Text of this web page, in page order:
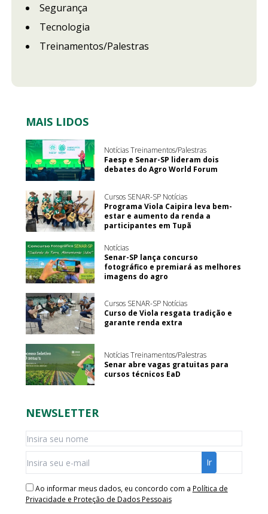
Segurança
Tecnologia
Treinamentos/Palestras
MAIS LIDOS
Notícias Treinamentos/Palestras
Faesp e Senar-SP lideram dois
debates do Agro World Forum
Cursos SENAR-SP Notícias
Programa Viola Caipira leva bem-
estar e aumento da renda a
participantes em Tupã
Notícias
Senar-SP lança concurso
fotográfico e premiará as melhores
imagens do agro
Cursos SENAR-SP Notícias
Curso de Viola resgata tradição e
garante renda extra
Notícias Treinamentos/Palestras
Senar abre vagas gratuitas para
cursos técnicos EaD
NEWSLETTER
Ao informar meus dados, eu concordo com a Política de
Privacidade e Proteção de Dados Pessoais